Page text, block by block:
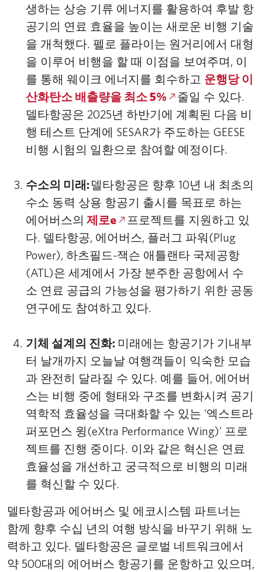
생하는 상승 기류 에너지를 활용하여 후발 항
공기의 연료 효율을 높이는 새로운 비행 기술
을 개척했다. 펠로 플라이는 원거리에서 대형
을 이루어 비행을 할 때 이점을 보여주며, 이
를 통해 웨이크 에너지를 회수하고 운행당 이
산화탄소 배출량을 최소 5% 줄일 수 있다.
델타항공은 2025년 하반기에 계획된 다음 비
행 테스트 단계에 SESAR가 주도하는 GEESE
비행 시험의 일환으로 참여할 예정이다.
수소의 미래: 델타항공은 향후 10년 내 최초의
수소 동력 상용 항공기 출시를 목표로 하는
에어버스의 제로e 프로젝트를 지원하고 있
다. 델타항공, 에어버스, 플러그 파워(Plug
Power), 하츠필드-잭슨 애틀랜타 국제공항
(ATL)은 세계에서 가장 분주한 공항에서 수
소 연료 공급의 가능성을 평가하기 위한 공동
연구에도 참여하고 있다.
기체 설계의 진화: 미래에는 항공기가 기내부
터 날개까지 오늘날 여행객들이 익숙한 모습
과 완전히 달라질 수 있다. 예를 들어, 에어버
스는 비행 중에 형태와 구조를 변화시켜 공기
역학적 효율성을 극대화할 수 있는 '엑스트라
퍼포먼스 윙(eXtra Performance Wing)' 프로
젝트를 진행 중이다. 이와 같은 혁신은 연료
효율성을 개선하고 궁극적으로 비행의 미래
를 혁신할 수 있다.
델타항공과 에어버스 및 에코시스템 파트너는
함께 향후 수십 년의 여행 방식을 바꾸기 위해 노
력하고 있다. 델타항공은 글로벌 네트워크에서
약 500대의 에어버스 항공기를 운항하고 있으며,